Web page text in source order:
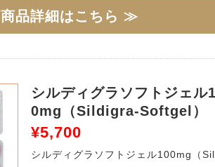
商品詳細はこちら ≫
シルディグラソフトジェル
0mg（Sildigra-Softgel）
¥5,700
シルディグラソフトジェル100mg（